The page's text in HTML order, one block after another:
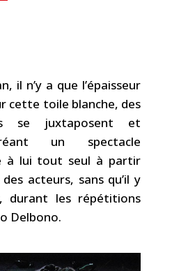
il n’y a que l’épaisseur
cette toile blanche, des
se juxtaposent et
un spectacle
à lui tout seul à partir
acteurs, sans qu’il y
les répétitions
Delbono.